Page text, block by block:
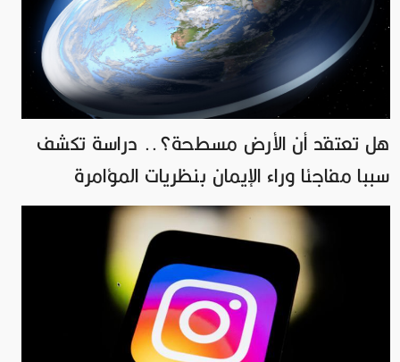
هل تعتقد أن الأرض مسطحة؟.. دراسة تكشف
سببا مفاجئا وراء الإيمان بنظريات المؤامرة